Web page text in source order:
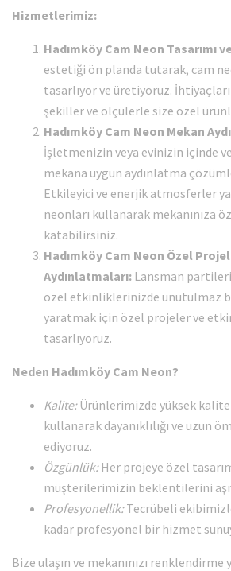
Hizmetlerimiz:
Hadımköy Cam Neon Tasarımı
estetiği ön planda tutarak, cam
tasarlıyor ve üretiyoruz.
şekiller ve ölçülerle size özel
Hadımköy Cam Neon Mekan
İşletmenizin veya evinizin içinde
mekana uygun aydınlatma
Etkileyici ve enerjik atmosferler
neonları kullanarak mekanınıza
katabilirsiniz.
Hadımköy Cam Neon Özel
Aydınlatmaları: Lansman
özel etkinliklerinizde unutulmaz
yaratmak için özel projeler ve
tasarlıyoruz.
Neden Hadımköy Cam Neon?
Kalite:Ürünlerimizde yüksek
kullanarak dayanıklılığı ve uzun
ediyoruz.
Özgünlük:Her projeye özel
müşterilerimizin beklentilerini
Profesyonellik:Tecrübeli
kadar profesyonel bir hizmet
Bize ulaşın ve mekanınızı renklendirme